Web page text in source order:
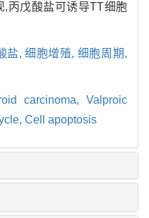
,丙戊酸盐可诱导TT细胞
盐,细胞增殖, 细胞周期,
carcinoma, Valproic
Cell apoptosis